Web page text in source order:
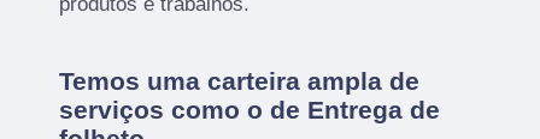
Temos uma carteira ampla de
serviços como o de Entrega de